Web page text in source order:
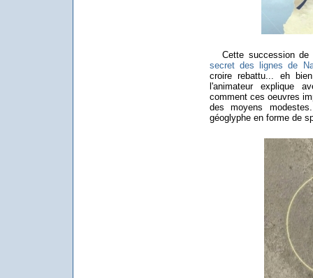
Cette succession de
secret des lignes de
croire rebattu... eh
l'animateur explique
comment ces oeuvres
des moyens
géoglyphe en forme de